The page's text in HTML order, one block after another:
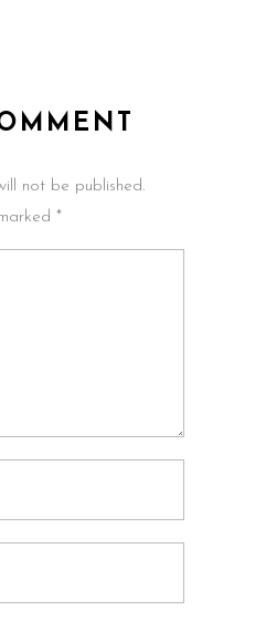
not be published.
*